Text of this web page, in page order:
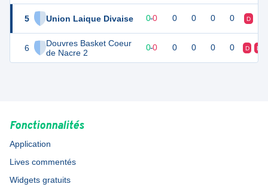
5 Union Laique Divaise
6
Douvres Basket Coeur
de Nacre 2
0 0 0-0 0 0 0 0 D
0 0 0-0 0 0 0 0 D D
Fonctionnalités
Application
Lives commentés
Widgets gratuits